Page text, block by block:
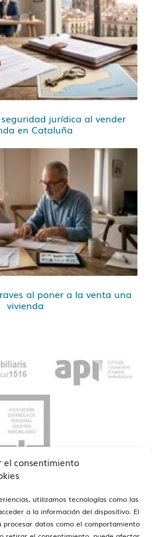
el consentimiento
utilizamos tecnologías como las
a la información del dispositivo. El
datos como el comportamiento
jurídica al vender
en Cataluña
al poner a la venta una
vivienda